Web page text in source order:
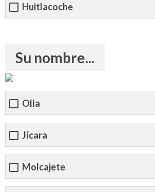
Huitlacoche
Su nombre...
Olla
Jícara
Molcajete